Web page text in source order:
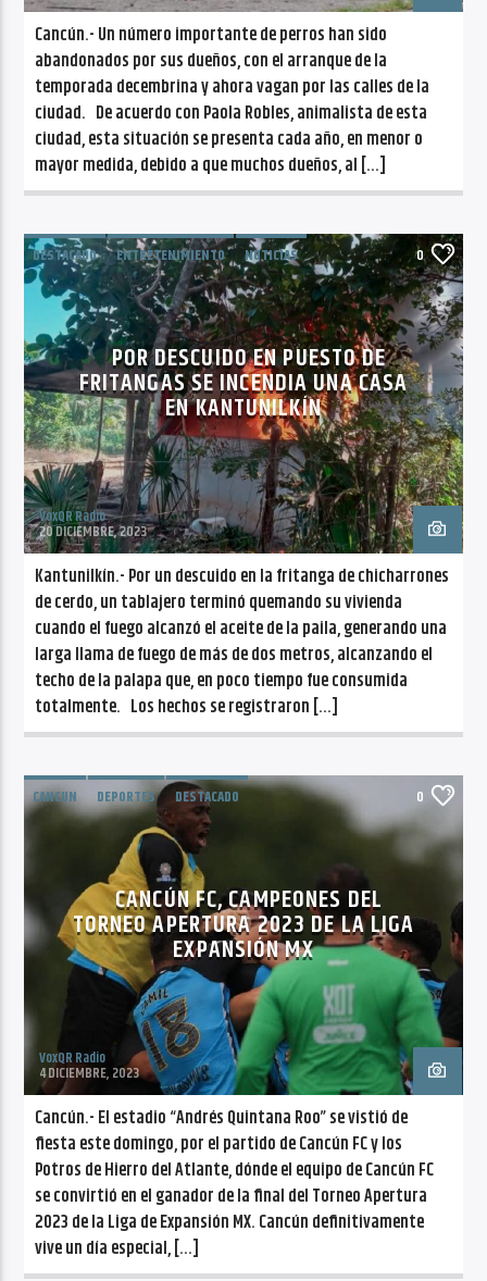
Cancún.- Un número importante de perros han sido
abandonados por sus dueños, con el arranque de la
temporada decembrina y ahora vagan por las calles de la
ciudad. De acuerdo con Paola Robles, animalista de esta
ciudad, esta situación se presenta cada año, en menor o
mayor medida, debido a que muchos dueños, al […]
DESTACADO ENTRETENIMIENTO
NOTICIAS
TENDENCIAS
0
POR DESCUIDO EN PUESTO DE
FRITANGAS SE INCENDIA UNA CASA
EN KANTUNILKÍN
VoxQR Radio
20 DICIEMBRE, 2023
Kantunilkín.- Por un descuido en la fritanga de chicharrones
de cerdo, un tablajero terminó quemando su vivienda
cuando el fuego alcanzó el aceite de la paila, generando una
larga llama de fuego de más de dos metros, alcanzando el
techo de la palapa que, en poco tiempo fue consumida
totalmente. Los hechos se registraron […]
CANCUN DEPORTES
DESTACADO
ENTRETENIMIENTO
NOTICIAS
0
CANCÚN FC, CAMPEONES DEL
TORNEO APERTURA 2023 DE LA LIGA
EXPANSIÓN MX
VoxQR Radio
4 DICIEMBRE, 2023
Cancún.- El estadio “Andrés Quintana Roo” se vistió de
fiesta este domingo, por el partido de Cancún FC y los
Potros de Hierro del Atlante, dónde el equipo de Cancún FC
se convirtió en el ganador de la final del Torneo Apertura
2023 de la Liga de Expansión MX. Cancún definitivamente
vive un día especial, […]